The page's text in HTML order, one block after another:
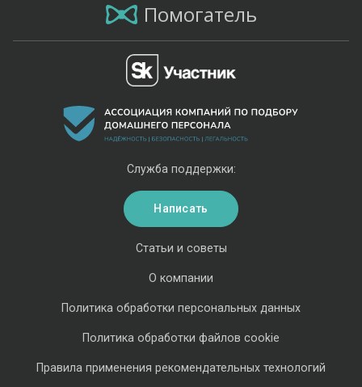
Помогатель
Статьи и советы
О компании
Политика обработки персональных данных
Политика обработки файлов cookie
Правила применения рекомендательных технологий
Служба поддержки:
Написать